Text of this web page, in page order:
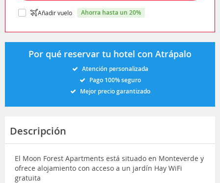
Añadir vuelo ahorra hasta un 20%
Por qué reservar tu hotel con Atrápalo
Atención personalizada
Pago 100% seguro
Mejor precio garantizado
Descripción
El Moon Forest Apartments está situado en Monteverde y
ofrece alojamiento con acceso a un jardín Hay WiFi
gratuita